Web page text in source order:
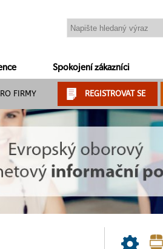
Spokojení zákazníci
FIRMY REGISTROVAT SE